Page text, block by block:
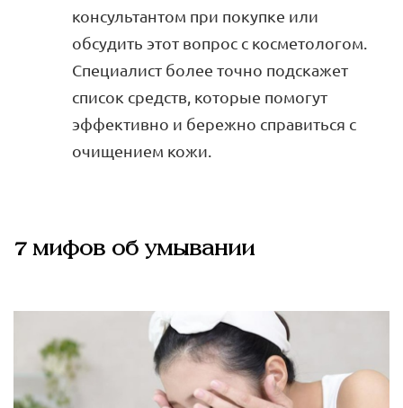
консультантом при покупке или
обсудить этот вопрос с косметологом.
Специалист более точно подскажет
список средств, которые помогут
эффективно и бережно справиться с
очищением кожи.
7 мифов об умывании